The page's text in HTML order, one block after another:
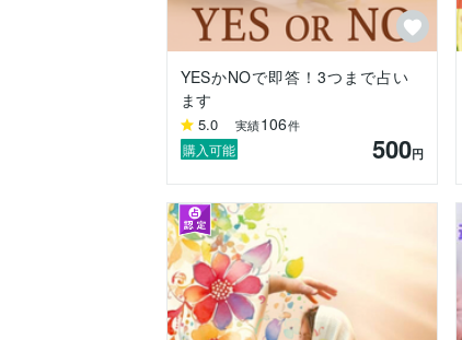
YESかNOで即答！3つまで占い
ます
5.0 実績106件
購入可能 500円